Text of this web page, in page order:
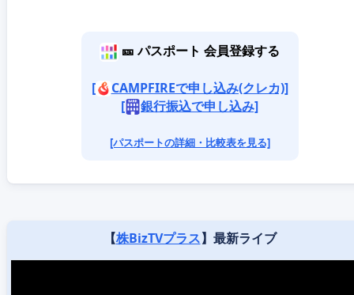
🎫 パスポート 会員登録する
[
CAMPFIREで申し込み(クレカ)]
[
銀行振込で申し込み]
[パスポートの詳細・比較表を見る]
【株BizTVプラス】最新ライブ